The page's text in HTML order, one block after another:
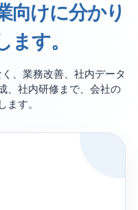
向けに分かり
ます。
、業務改善、社内データ
、社内研修まで、会社の
す。